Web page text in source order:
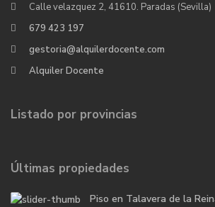
Calle velazquez 2, 41610. Paradas (Sevilla)
679 423 197
gestoria@alquilerdocente.com
Alquiler Docente
Listado por provincias
Últimas propiedades
Piso en Talavera de la